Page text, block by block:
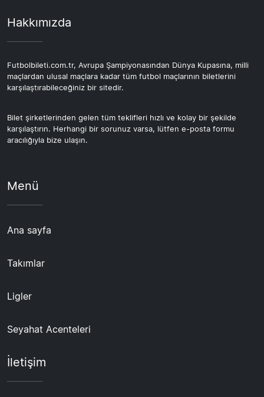
Hakkımızda
Futbolbileti.com.tr, Avrupa Şampiyonasından Dünya Kupasına, milli
maçlardan ulusal maçlara kadar tüm futbol maçlarının biletlerini
karşılaştırabileceğiniz bir sitedir.
Bilet şirketlerinden gelen tüm teklifleri hızlı ve kolay bir şekilde
karşılaştırın. Herhangi bir sorunuz varsa, lütfen e-posta formu
aracılığıyla bize ulaşın.
Menü
Ana sayfa
Takımlar
Ligler
Seyahat Acenteleri
İletişim